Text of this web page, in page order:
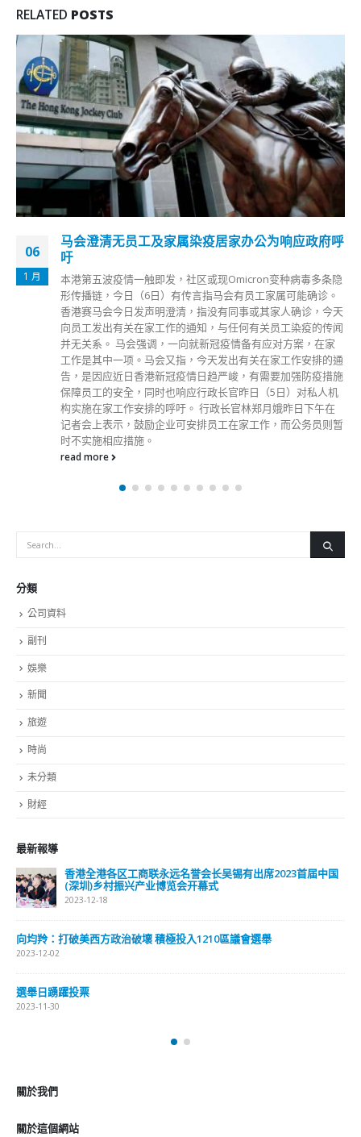
RELATED POSTS
06
1 月
马会澄清无员工及家属染疫居家办公为响应政府呼
吁
本港第五波疫情一触即发，社区或现Omicron变种病毒多条隐
形传播链，今日（6日）有传言指马会有员工家属可能确诊。
香港赛马会今日发声明澄清，指没有同事或其家人确诊，今天
向员工发出有关在家工作的通知，与任何有关员工染疫的传闻
并无关系。 马会强调，一向就新冠疫情备有应对方案，在家
工作是其中一项。马会又指，今天发出有关在家工作安排的通
告，是因应近日香港新冠疫情日趋严峻，有需要加强防疫措施
保障员工的安全，同时也响应行政长官昨日（5日）对私人机
构实施在家工作安排的呼吁。 行政长官林郑月娥昨日下午在
记者会上表示，鼓励企业可安排员工在家工作，而公务员则暂
时不实施相应措施。
read more
分類
公司資料
副刊
娛樂
新聞
旅遊
時尚
未分類
財經
最新報導
香港全港各区工商联永远名誉会长吴锡有出席2023首届中国
(深圳)乡村振兴产业博览会开幕式
2023-12-18
向均羚：打破美西方政治破壞 積極投入1210區議會選舉
2023-12-02
選舉日踴躍投票
2023-11-30
關於我們
關於這個網站